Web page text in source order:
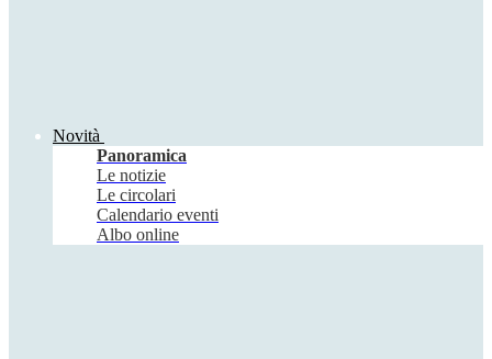
Novità
Panoramica
Le notizie
Le circolari
Calendario eventi
Albo online